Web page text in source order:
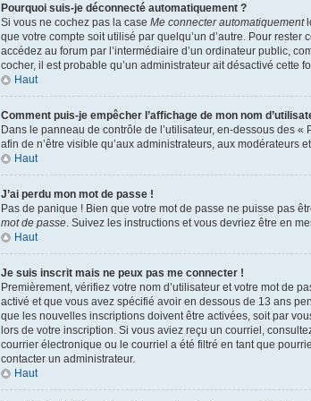
Pourquoi suis-je déconnecté automatiquement ?
Si vous ne cochez pas la case Me connecter automatiquement
que votre compte soit utilisé par quelqu’un d’autre. Pour
accédez au forum par l’intermédiaire d’un ordinateur public,
cocher, il est probable qu’un administrateur ait désactivé cette
Haut
Comment puis-je empêcher l’affichage de mon nom
Dans le panneau de contrôle de l’utilisateur, en-dessous des «
afin de n’être visible qu’aux administrateurs, aux modérateurs
Haut
J’ai perdu mon mot de passe !
Pas de panique ! Bien que votre mot de passe ne puisse pas
mot de passe. Suivez les instructions et vous devriez être en
Haut
Je suis inscrit mais ne peux pas me connecter !
Premièrement, vérifiez votre nom d’utilisateur et votre mot de
activé et que vous avez spécifié avoir en dessous de 13 ans
que les nouvelles inscriptions doivent être activées, soit par
lors de votre inscription. Si vous aviez reçu un courriel,
courrier électronique ou le courriel a été filtré en tant que
contacter un administrateur.
Haut